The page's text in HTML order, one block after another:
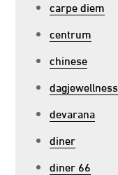
carpe diem
centrum
chinese
dagjewellness
devarana
diner
diner 66